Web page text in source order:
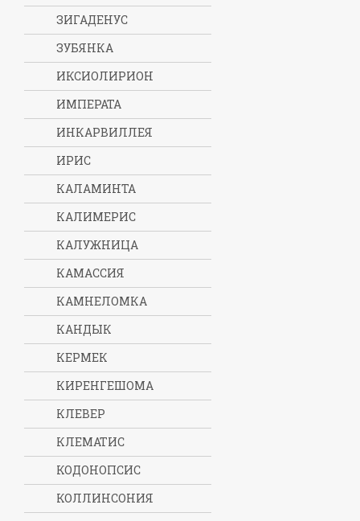
ЗИГАДЕНУС
ЗУБЯНКА
ИКСИОЛИРИОН
ИМПЕРАТА
ИНКАРВИЛЛЕЯ
ИРИС
КАЛАМИНТА
КАЛИМЕРИС
КАЛУЖНИЦА
КАМАССИЯ
КАМНЕЛОМКА
КАНДЫК
КЕРМЕК
КИРЕНГЕШОМА
КЛЕВЕР
КЛЕМАТИС
КОДОНОПСИС
КОЛЛИНСОНИЯ